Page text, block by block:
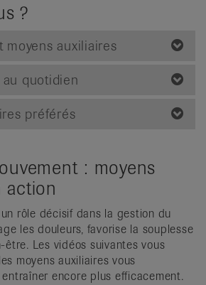
?
moyens auxiliaires
quotidien
préférés
: moyens
action
rôle décisif dans la gestion du
les douleurs, favorise la souplesse
Les vidéos suivantes vous
moyens auxiliaires vous
encore plus efficacement.